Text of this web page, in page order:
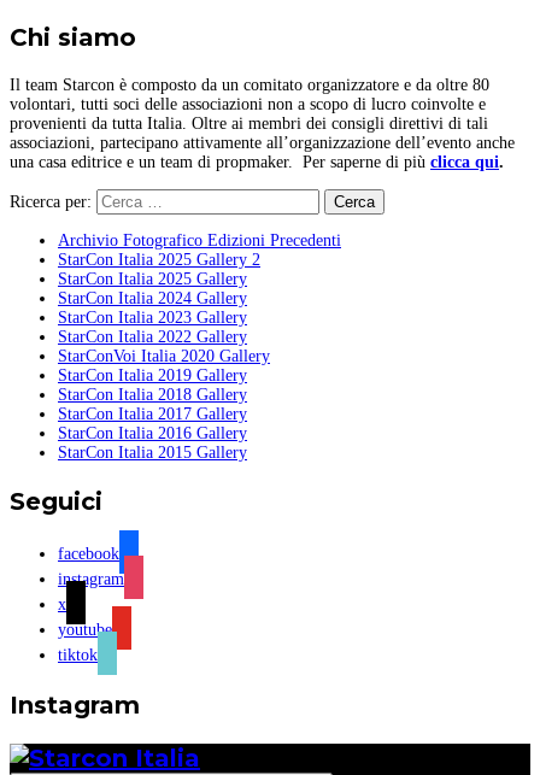
Chi siamo
Il team Starcon è composto da un comitato organizzatore e da oltre 80
volontari, tutti soci delle associazioni non a scopo di lucro coinvolte e
provenienti da tutta Italia. Oltre ai membri dei consigli direttivi di tali
associazioni, partecipano attivamente all’organizzazione dell’evento anche
una casa editrice e un team di propmaker. Per saperne di più clicca qui.
Ricerca per:
Archivio Fotografico Edizioni Precedenti
StarCon Italia 2025 Gallery 2
StarCon Italia 2025 Gallery
StarCon Italia 2024 Gallery
StarCon Italia 2023 Gallery
StarCon Italia 2022 Gallery
StarConVoi Italia 2020 Gallery
StarCon Italia 2019 Gallery
StarCon Italia 2018 Gallery
StarCon Italia 2017 Gallery
StarCon Italia 2016 Gallery
StarCon Italia 2015 Gallery
Seguici
facebook
instagram
x
youtube
tiktok
Instagram